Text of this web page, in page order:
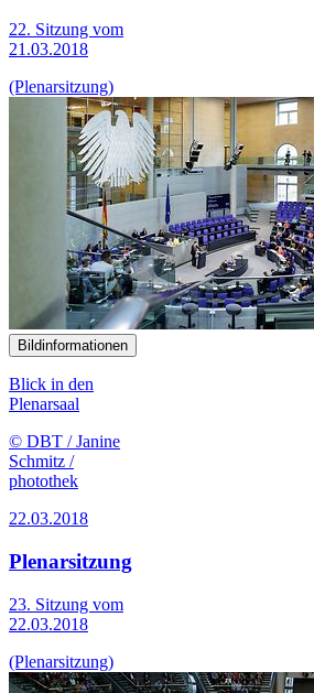
22. Sitzung vom
21.03.2018
(Plenarsitzung)
Bildinformationen
Blick in den
Plenarsaal
© DBT / Janine
Schmitz /
photothek
22.03.2018
Plenarsitzung
23. Sitzung vom
22.03.2018
(Plenarsitzung)